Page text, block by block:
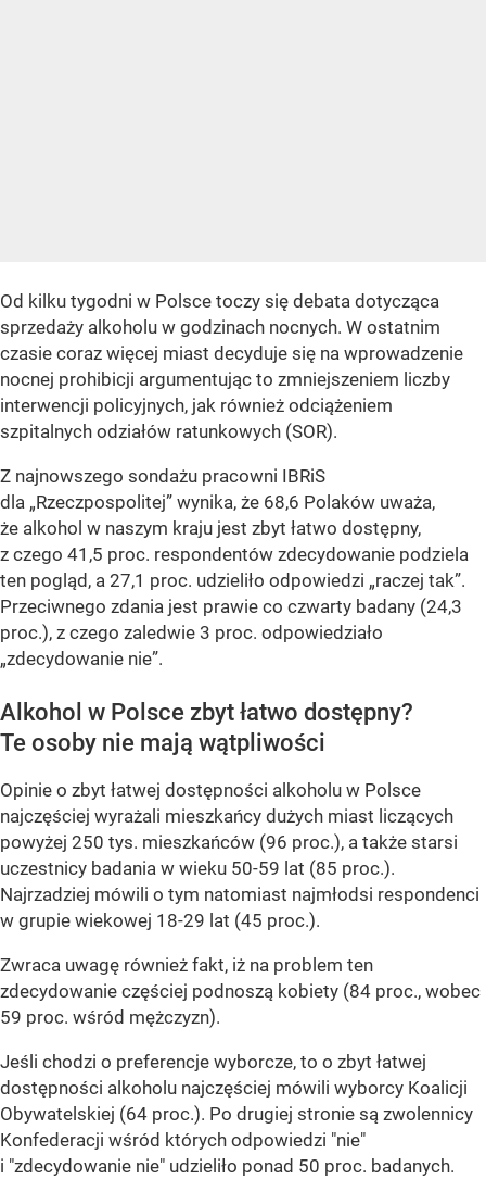
Od kilku tygodni w Polsce toczy się debata dotycząca
sprzedaży alkoholu w godzinach nocnych. W ostatnim
czasie coraz więcej miast decyduje się na wprowadzenie
nocnej prohibicji argumentując to zmniejszeniem liczby
interwencji policyjnych, jak również odciążeniem
szpitalnych odziałów ratunkowych (SOR).
Z najnowszego sondażu pracowni IBRiS
dla „Rzeczpospolitej” wynika, że 68,6 Polaków uważa,
że alkohol w naszym kraju jest zbyt łatwo dostępny,
z czego 41,5 proc. respondentów zdecydowanie podziela
ten pogląd, a 27,1 proc. udzieliło odpowiedzi „raczej tak”.
Przeciwnego zdania jest prawie co czwarty badany (24,3
proc.), z czego zaledwie 3 proc. odpowiedziało
„zdecydowanie nie”.
Alkohol w Polsce zbyt łatwo dostępny?
Te osoby nie mają wątpliwości
Opinie o zbyt łatwej dostępności alkoholu w Polsce
najczęściej wyrażali mieszkańcy dużych miast liczących
powyżej 250 tys. mieszkańców (96 proc.), a także starsi
uczestnicy badania w wieku 50-59 lat (85 proc.).
Najrzadziej mówili o tym natomiast najmłodsi respondenci
w grupie wiekowej 18-29 lat (45 proc.).
Zwraca uwagę również fakt, iż na problem ten
zdecydowanie częściej podnoszą kobiety (84 proc., wobec
59 proc. wśród mężczyzn).
Jeśli chodzi o preferencje wyborcze, to o zbyt łatwej
dostępności alkoholu najczęściej mówili wyborcy Koalicji
Obywatelskiej (64 proc.). Po drugiej stronie są zwolennicy
Konfederacji wśród których odpowiedzi "nie"
i "zdecydowanie nie" udzieliło ponad 50 proc. badanych.